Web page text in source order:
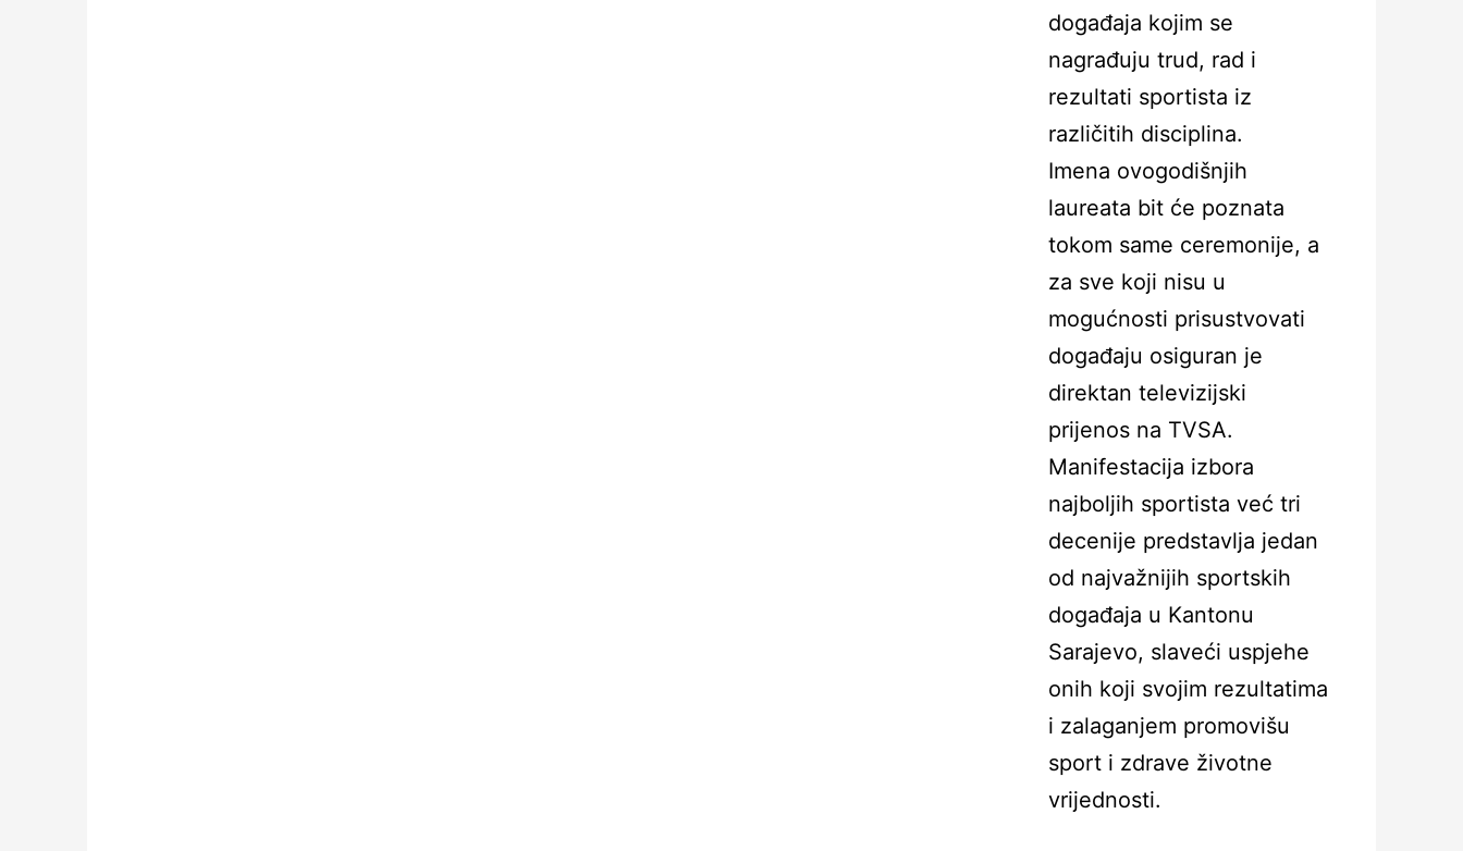
događaja kojim se
nagrađuju trud, rad i
rezultati sportista iz
različitih disciplina.
Imena ovogodišnjih
laureata bit će poznata
tokom same ceremonije, a
za sve koji nisu u
mogućnosti prisustvovati
događaju osiguran je
direktan televizijski
prijenos na TVSA.
Manifestacija izbora
najboljih sportista već tri
decenije predstavlja jedan
od najvažnijih sportskih
događaja u Kantonu
Sarajevo, slaveći uspjehe
onih koji svojim rezultatima
i zalaganjem promovišu
sport i zdrave životne
vrijednosti.